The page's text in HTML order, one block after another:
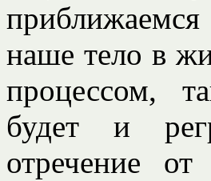
наше тело в
процессом,
будет и
отречение